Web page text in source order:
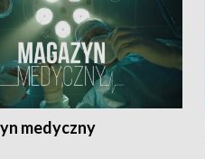
medyczny